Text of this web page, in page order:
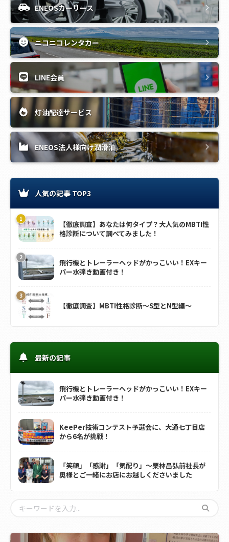
ENEOSカーリース
ニコニコレンタカー
LINE会員
灯油配達サービス
ENEOS法人様向け潤滑油
人気の記事 TOP3
【徹底調査】あなたは何タイプ？大人気のMBTI性
格診断について調べてみました！
飛行機とトレーラーヘッドがかっこいい！EXキー
パー水弾き動画付き！
【徹底調査】MBTI性格診断～S型とN型編～
最新の記事
飛行機とトレーラーヘッドがかっこいい！EXキー
パー水弾き動画付き！
KeePer技術コンテスト予選会に、大通七丁目店
から6名が挑戦！
「笑顔」「感謝」「気配り」～栗林昌弘前社長が
奥様とご一緒にお店にお越しくださいました